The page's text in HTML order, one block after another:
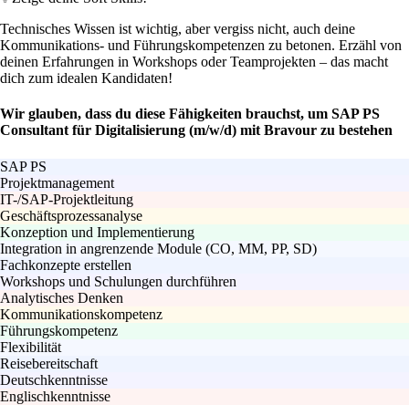
Technisches Wissen ist wichtig, aber vergiss nicht, auch deine
Kommunikations- und Führungskompetenzen zu betonen. Erzähl von
deinen Erfahrungen in Workshops oder Teamprojekten – das macht
dich zum idealen Kandidaten!
Wir glauben, dass du diese Fähigkeiten brauchst, um SAP PS
Consultant für Digitalisierung (m/w/d) mit Bravour zu bestehen
SAP PS
Projektmanagement
IT-/SAP-Projektleitung
Geschäftsprozessanalyse
Konzeption und Implementierung
Integration in angrenzende Module (CO, MM, PP, SD)
Fachkonzepte erstellen
Workshops und Schulungen durchführen
Analytisches Denken
Kommunikationskompetenz
Führungskompetenz
Flexibilität
Reisebereitschaft
Deutschkenntnisse
Englischkenntnisse